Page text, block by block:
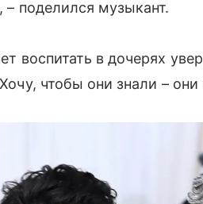
поделился музыкант.
воспитать в дочерях
чтобы они знали – они